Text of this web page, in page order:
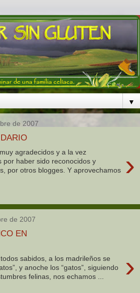
▼
de 2007
›
agradecidos y a la vez
por haber sido reconocidos y
por otros blogges. Y aprovechamos
de 2007
EN
›
sabidos, a los madrileños se
y anoche los “gatos”, siguiendo
felinas, nos echamos ...